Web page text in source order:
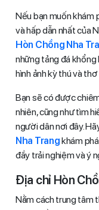
Nếu bạn muốn khám
và hấp dẫn nhất của
Hòn Chồng Nha
những tảng đá khổng
hình ảnh kỳ thú và
Bạn sẽ có được
nhiên, cũng như tìm
người dân nơi đây.
Nha Trangkhám
đầy trải nghiệm và ý
Địa chỉ Hòn
Nằm cách trung tâm